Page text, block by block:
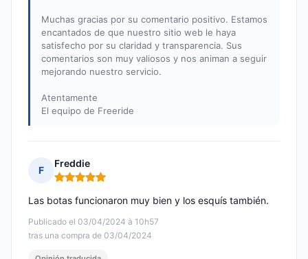
Muchas gracias por su comentario positivo. Estamos
encantados de que nuestro sitio web le haya
satisfecho por su claridad y transparencia. Sus
comentarios son muy valiosos y nos animan a seguir
mejorando nuestro servicio.
Atentamente
El equipo de Freeride
F
Freddie
Nota: 5 de 5
Publicado el 03/04/2024 à 10h57
tras una compra de 03/04/2024
Las botas funcionaron muy bien y los esquís también.